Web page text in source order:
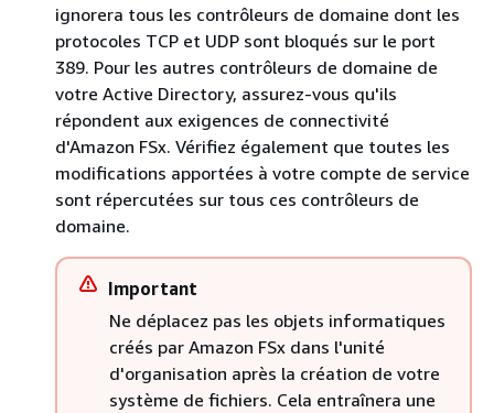
ignorera tous les contrôleurs de domaine dont les
protocoles TCP et UDP sont bloqués sur le port
389. Pour les autres contrôleurs de domaine de
votre Active Directory, assurez-vous qu'ils
répondent aux exigences de connectivité
d'Amazon FSx. Vérifiez également que toutes les
modifications apportées à votre compte de service
sont répercutées sur tous ces contrôleurs de
domaine.
Important
Ne déplacez pas les objets informatiques
créés par Amazon FSx dans l'unité
d'organisation après la création de votre
système de fichiers. Cela entraînera une